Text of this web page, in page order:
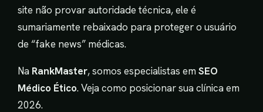
site não provar autoridade técnica, ele é
sumariamente rebaixado para proteger o usuário
de “fake news” médicas.
Na RankMaster, somos especialistas emSEO
Médico Ético. Veja como posicionar sua clínica em
2026.